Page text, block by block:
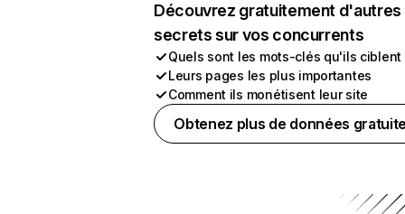
Découvrez gratuitement d'autres
secrets sur vos concurrents
Quels sont les mots-clés qu'ils ciblent
Leurs pages les plus importantes
Comment ils monétisent leur site
Obtenez plus de données